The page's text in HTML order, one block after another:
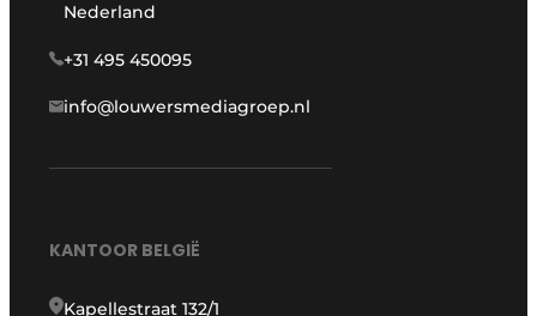
Nederland
+31 495 450095
info@louwersmediagroep.nl
KANTOOR BELGIË
Kapellestraat 132/1